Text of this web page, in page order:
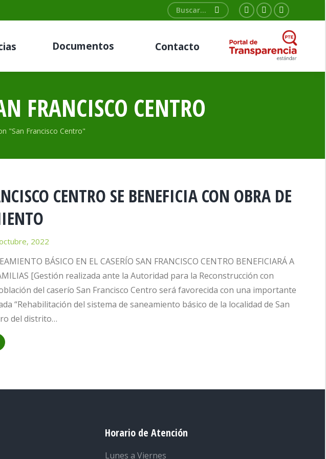
Buscar:
Facebook
opens
Twitter
page
opens
YouTube
page
opens
in
Documentos Contacto
FRANCISCO CENTRO
"San Francisco Centro"
CENTRO SE BENEFICIA CON OBRA DE
2022
BÁSICO EN EL CASERÍO SAN FRANCISCO CENTRO BENEFICIARÁ A
[Gestión realizada ante la Autoridad para la Reconstrucción con
del caserío San Francisco Centro será favorecida con una importante
“Rehabilitación del sistema de saneamiento básico de la localidad de San
del distrito…
Horario de Atención
Lunes a Viernes